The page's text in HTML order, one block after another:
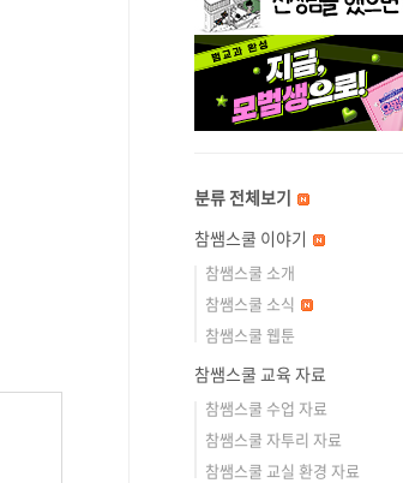
분류 전체보기
참쌤스쿨 이야기
참쌤스쿨 소개
참쌤스쿨 소식
참쌤스쿨 웹툰
참쌤스쿨 교육 자료
참쌤스쿨 수업 자료
참쌤스쿨 자투리 자료
참쌤스쿨 교실 환경 자료